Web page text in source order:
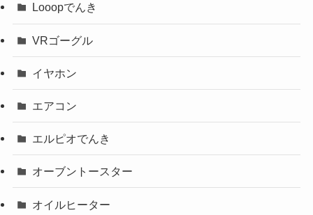
Looopでんき
VRゴーグル
イヤホン
エアコン
エルピオでんき
オーブントースター
オイルヒーター